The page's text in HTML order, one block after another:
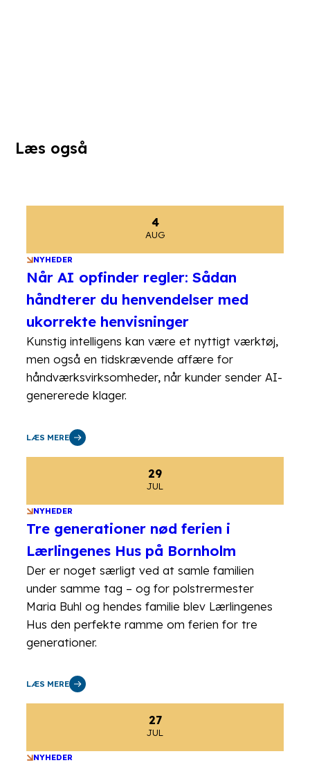
Læs også
4
AUG
NYHEDER
Når AI opfinder regler: Sådan
håndterer du henvendelser med
ukorrekte henvisninger
Kunstig intelligens kan være et nyttigt værktøj,
men også en tidskrævende affære for
håndværksvirksomheder, når kunder sender AI-
genererede klager.
LÆS MERE
29
JUL
NYHEDER
Tre generationer nød ferien i
Lærlingenes Hus på Bornholm
Der er noget særligt ved at samle familien
under samme tag – og for polstrermester
Maria Buhl og hendes familie blev Lærlingenes
Hus den perfekte ramme om ferien for tre
generationer.
LÆS MERE
27
JUL
NYHEDER